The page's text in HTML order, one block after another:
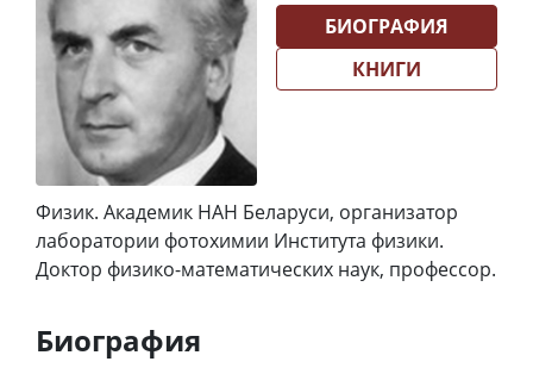
Физик. Академик НАН Беларуси, организатор
лаборатории фотохимии Института физики.
Доктор физико-математических наук, профессор.
БИОГРАФИЯ
КНИГИ
Биография